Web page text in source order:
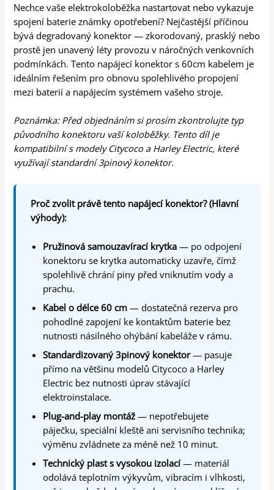
Nechce vaše elektrokoloběžka nastartovat nebo vykazuje
spojení baterie známky opotřebení? Nejčastější příčinou
bývá degradovaný konektor — zkorodovaný, prasklý nebo
prostě jen unavený léty provozu v náročných venkovních
podmínkách. Tento napájecí konektor s 60cm kabelem je
ideálním řešením pro obnovu spolehlivého propojení
mezi baterií a napájecím systémem vašeho stroje.
Poznámka: Před objednáním si prosím zkontrolujte typ
původního konektoru vaší koloběžky. Tento díl je
kompatibilní s modely Citycoco a Harley Electric, které
využívají standardní 3pinový konektor.
Proč zvolit právě tento napájecí konektor? (Hlavní
výhody):
Pružinová samouzavírací krytka — po odpojení
konektoru se krytka automaticky uzavře, čímž
spolehlivě chrání piny před vniknutím vody a
prachu.
Kabel o délce 60 cm — dostatečná rezerva pro
pohodlné zapojení ke kontaktům baterie bez
nutnosti násilného ohýbání kabeláže v rámu.
Standardizovaný 3pinový konektor— pasuje
přímo na většinu modelů Citycoco a Harley
Electric bez nutnosti úprav stávající
elektroinstalace.
Plug-and-play montáž — nepotřebujete
páječku, speciální kleště ani servisního technika;
výměnu zvládnete za méně než 10 minut.
Technický plast s vysokou izolací— materiál
odolává teplotním výkyvům, vibracím i vlhkosti,